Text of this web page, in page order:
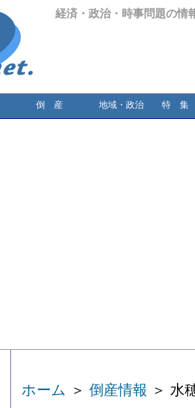
経済・政治・時事問題の情
倒 産 地域・政治 特 集
ホーム ＞ 倒産情報 ＞ 水